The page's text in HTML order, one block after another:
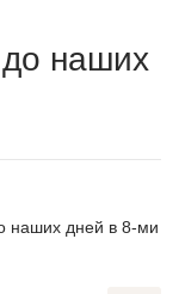
наших
наших дней в 8-ми